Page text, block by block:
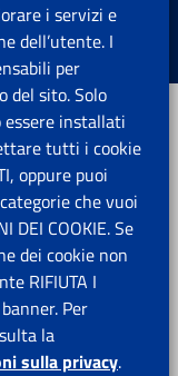
Sociale.
i servizi e
dell’utente. I
per
del sito. Solo
essere installati
tutti i cookie
oppure puoi
che vuoi
DEI COOKIE. Se
dei cookie non
RIFIUTA I
Per
la
sulla privacy.